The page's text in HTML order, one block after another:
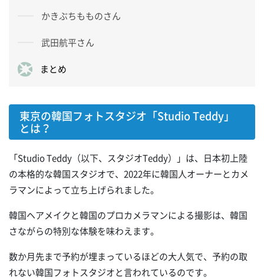
かきぶちもものさん
武田航平さん
まとめ
東京の韓国フォトスタジオ「Studio Teddy」
とは？
「Studio Teddy（以下、スタジオTeddy）」は、日本初上陸
の本格的な韓国スタジオで、2022年に韓国人オーナーとカメ
ラマンによって立ち上げられました。
韓国ヘアメイクと韓国のプロカメラマンによる撮影は、韓国
さながらの特別な体験を味わえます。
数か月先まで予約が埋まっているほどの大人気で、予約の取
れない韓国フォトスタジオと言われているのです。